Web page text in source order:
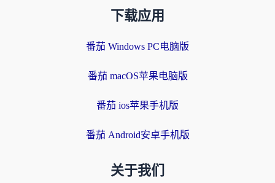
下载应用
番茄 Windows PC电脑版
番茄 macOS苹果电脑版
番茄 ios苹果手机版
番茄 Android安卓手机版
关于我们